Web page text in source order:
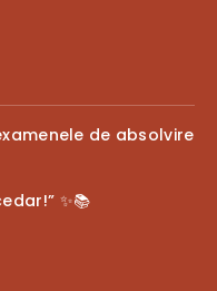
de absolvire
✨📚